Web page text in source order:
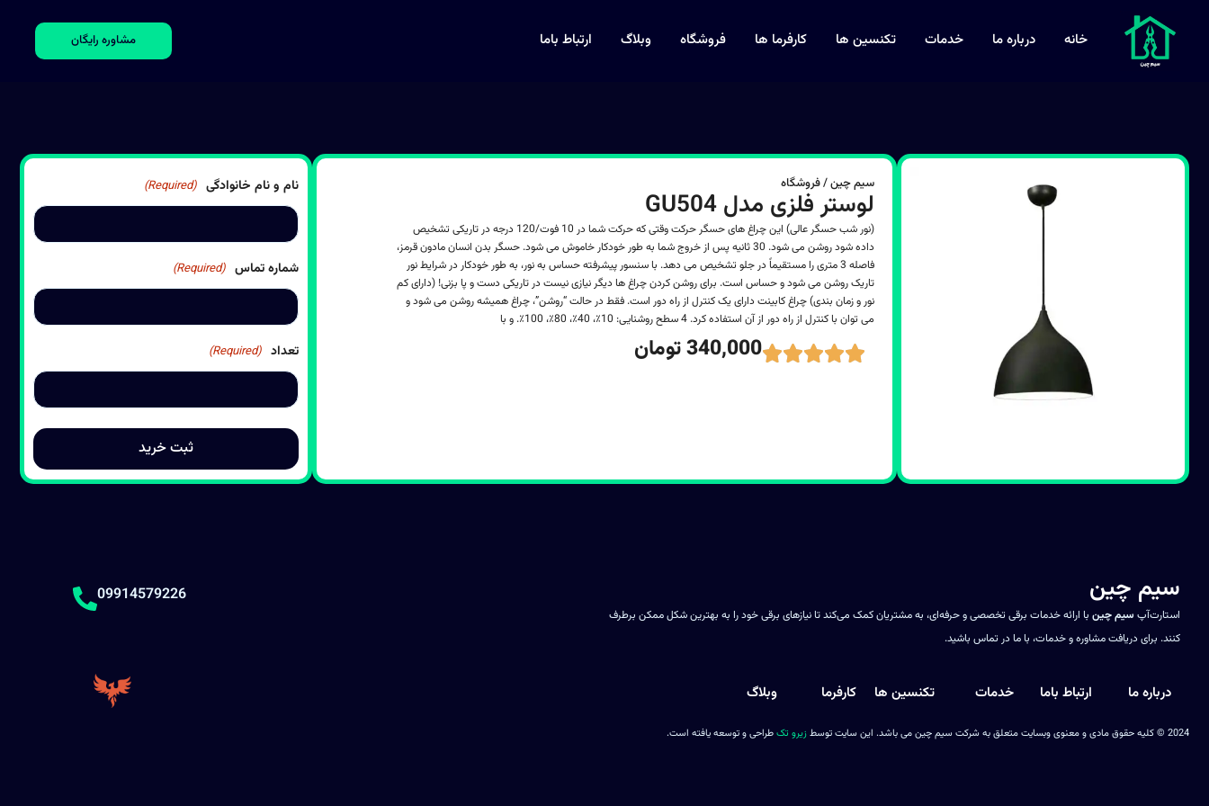
مشاوره رایگان خانه درباره ما خدمات تکنسین ها کارفرما ها فروشگاه وبلاگ ارتباط باما
سیم چین / فروشگاه
لوستر فلزی مدل GU504
(نور شب حسگر عالی) این چراغ های حسگر حرکت وقتی که حرکت شما در 10 فوت/120 درجه در تاریکی تشخیص
داده شود روشن می شود. 30 ثانیه پس از خروج شما به طور خودکار خاموش می شود. حسگر بدن انسان مادون قرمز،
فاصله 3 متری را مستقیماً در جلو تشخیص می دهد. با سنسور پیشرفته حساس به نور، به طور خودکار در شرایط نور
تاریک روشن می شود و حساس است. برای روشن کردن چراغ ها دیگر نیازی نیست در تاریکی دست و پا بزنی! (دارای کم
نور و زمان بندی) چراغ کابینت دارای یک کنترل از راه دور است. فقط در حالت “روشن”، چراغ همیشه روشن می شود و
می توان با کنترل از راه دور از آن استفاده کرد. 4 سطح روشنایی: 10٪، 40٪، 80٪، 100٪. و با
340,000 تومان
نام و نام خانوادگی (Required)
شماره تماس (Required)
تعداد (Required)
سیم چین
استارت‌آپ سیم چین با ارائه خدمات برقی تخصصی و حرفه‌ای، به مشتریان کمک می‌کند تا نیازهای برقی خود را به بهترین شکل ممکن برطرف
کنند. برای دریافت مشاوره و خدمات، با ما در تماس باشید.
09914579226
درباره ما ارتباط باما خدمات تکنسین ها کارفرما وبلاگ
2024 © کلیه حقوق مادی و معنوی وبسایت متعلق به شرکت سیم چین می باشد. این سایت توسط زیرو تکطراحی و توسعه یافته است.